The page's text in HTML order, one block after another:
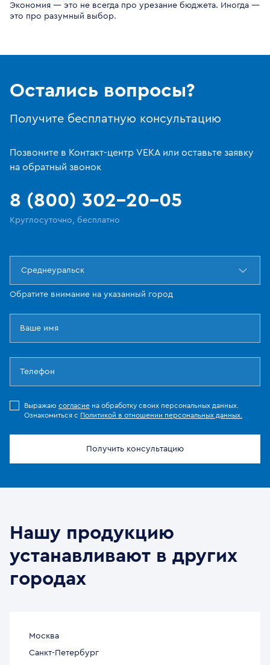
Экономия — это не всегда про урезание бюджета. Иногда —
это про разумный выбор.
Остались вопросы?
Получите бесплатную консультацию
Позвоните в Контакт-центр VEKA или оставьте заявку
на обратный звонок
8 (800) 302-20-05
Круглосуточно, бесплатно
Среднеуральск
Обратите внимание на указанный город
Выражаю согласие на обработку своих персональных данных.
Ознакомиться с Политикой в отношении персональных данных.
Получить консультацию
Нашу продукцию
устанавливают в других
городах
Москва
Санкт-Петербург